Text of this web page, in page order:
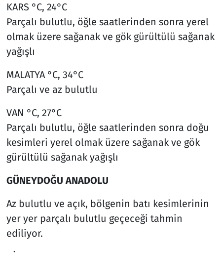
KARS °C, 24°C
Parçalı bulutlu, öğle saatlerinden sonra yerel
olmak üzere sağanak ve gök gürültülü sağanak
yağışlı
MALATYA °C, 34°C
Parçalı ve az bulutlu
VAN °C, 27°C
Parçalı bulutlu, öğle saatlerinden sonra doğu
kesimleri yerel olmak üzere sağanak ve gök
gürültülü sağanak yağışlı
GÜNEYDOĞU ANADOLU
Az bulutlu ve açık, bölgenin batı kesimlerinin
yer yer parçalı bulutlu geçeceği tahmin
ediliyor.